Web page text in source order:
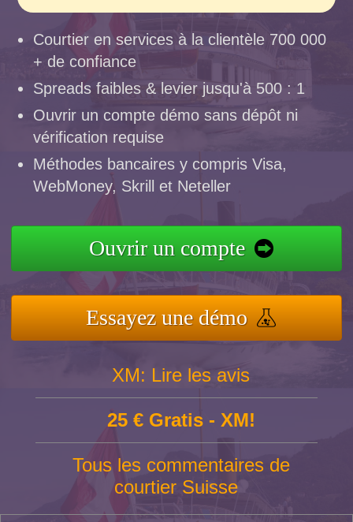
Courtier en services à la clientèle 700 000
+ de confiance
Spreads faibles & levier jusqu'à 500 : 1
Ouvrir un compte démo sans dépôt ni
vérification requise
Méthodes bancaires y compris Visa,
WebMoney, Skrill et Neteller
Ouvrir un compte
Essayez une démo
XM: Lire les avis
25 € Gratis - XM!
Tous les commentaires de
courtier Suisse